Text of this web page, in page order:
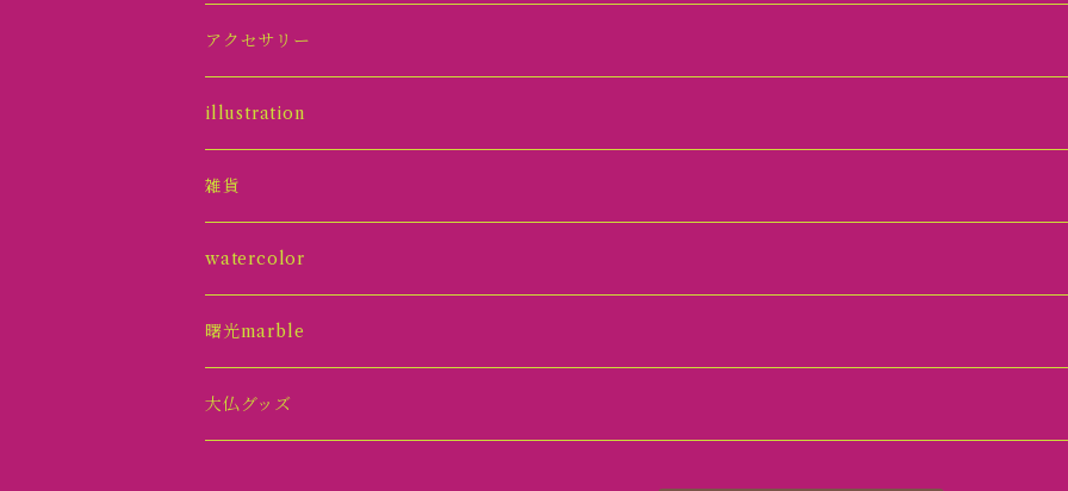
アクセサリー
ピアス
イヤリング
ネックレス
リング
ヘアピン
illustration
原画オーナメント
グッズ
原画
雑貨
アクセサリースタンド
トレイ
オブジェ(置物)
watercolor
曙光marble
大仏グッズ